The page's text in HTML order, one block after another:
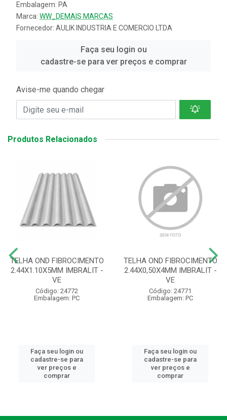
Embalagem: PA
Marca: WW_DEMAIS MARCAS
Fornecedor: AULIK INDUSTRIA E COMERCIO LTDA
Faça seu login ou
cadastre-se para ver preços e comprar
Avise-me quando chegar
Produtos Relacionados
TELHA OND FIBROCIMENTO
2.44X1.10X5MM IMBRALIT -
VE
Código: 24772
Embalagem: PC
Faça seu login ou
cadastre-se para
ver preços e
comprar
TELHA OND FIBROCIMENTO
2.44X0,50X4MM IMBRALIT -
VE
Código: 24771
Embalagem: PC
Faça seu login ou
cadastre-se para
ver preços e
comprar